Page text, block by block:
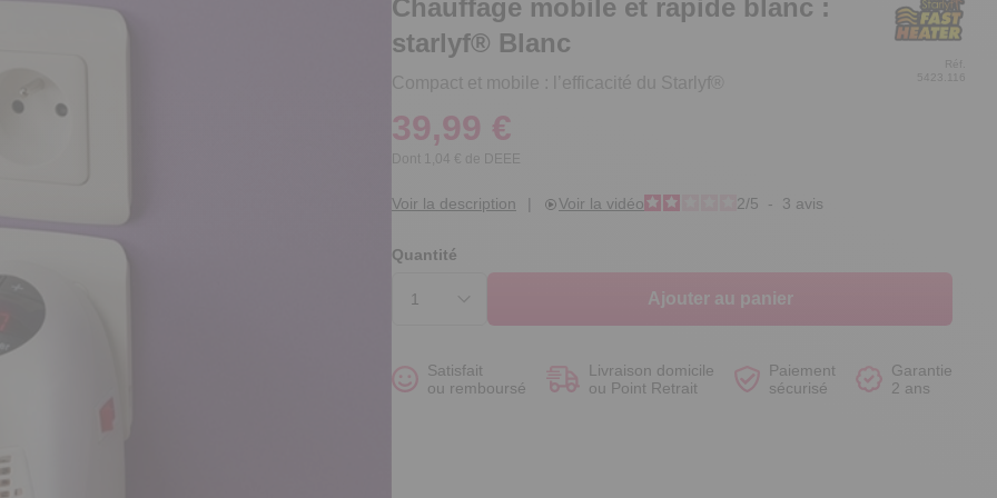
Chauffage mobile et rapide blanc :
starlyf® Blanc
Compact et mobile : l’efficacité du Starlyf®
Réf.
39,99 €
Dont 1,04 € de DEEE
Voir la description | Voir la vidéo 2/5 - 3 avis
Quantité
Ajouter au panier
Satisfait
ou remboursé
Livraison domicile
ou Point Retrait
Paiement
sécurisé
Garantie
2 ans